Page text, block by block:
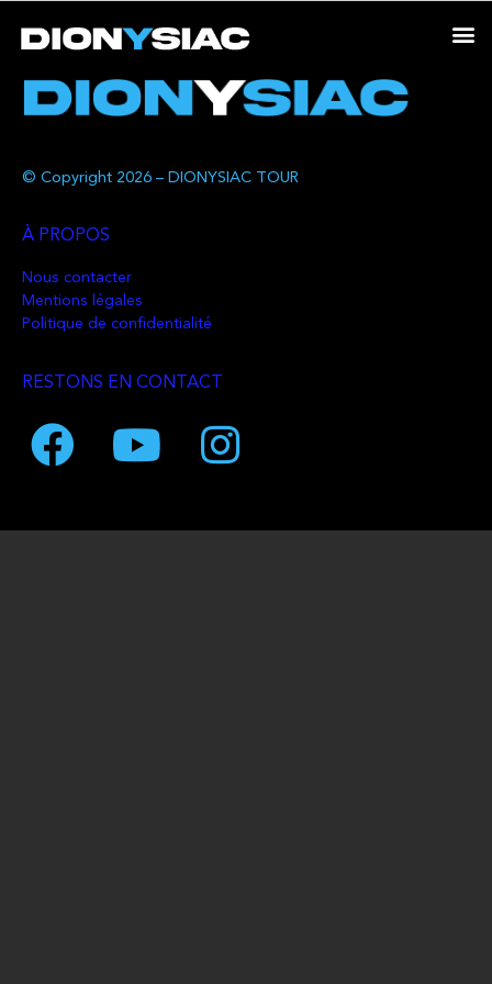
© Copyright 2026 – DIONYSIAC TOUR
À PROPOS
Nous contacter
Mentions légales
Politique de confidentialité
RESTONS EN CONTACT